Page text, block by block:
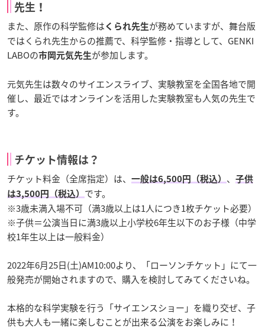
先生！
また、原作の科学監修は くられ先生が務めていますが、舞台版
ではくられ先生からの推薦で、科学監修・指導として、GENKI
LABOの市岡元気先生が参加します。
元気先生は数々のサイエンスライブ、実験教室を全国各地で開
催し、最近ではオンラインを活用した実験教室も人気の先生で
す。
チケット情報は？
チケット料金（全席指定）は、 一般は6,500円（税込） 、
子供
は3,500円（税込） です。
※3歳未満入場不可（満3歳以上は1人につき1枚チケット必要）
※子供＝公演当日に満3歳以上小学校6年生以下のお子様（中学
校1年生以上は一般料金）
2022年6月25日(土)AM10:00より、「ローソンチケット」にて一
般発売が開始されますので、購入を検討してみてくださいね。
本格的な科学実験を行う「サイエンスショー」を織り交ぜ、子
供も大人も一緒に楽しむことが出来る公演をお楽しみに！